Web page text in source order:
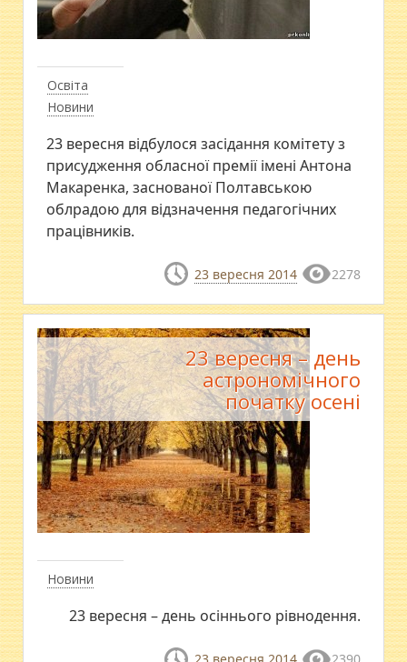
Освіта
Новини
23 вересня відбулося засідання комітету з
присудження обласної премії імені Антона
Макаренка, заснованої Полтавською
облрадою для відзначення педагогічних
працівників.
23 вересня 2014 2278
Новини
23 вересня – день
астрономічного
початку осені
23 вересня – день осіннього рівнодення.